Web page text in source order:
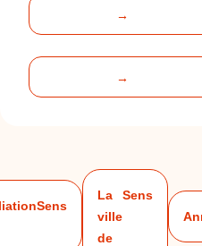
→
→
Sens
La
ville
de
Sens